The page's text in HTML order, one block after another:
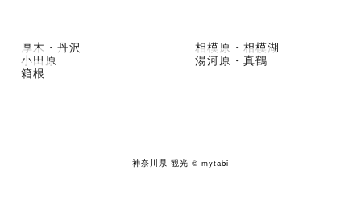
厚木・丹沢
相模原・相模湖
小田原
湯河原・真鶴
箱根
神奈川県 観光 © mytabi